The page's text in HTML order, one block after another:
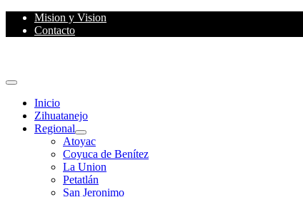
Skip
Mision y Vision
Contacto
Primary
Inicio
Zihuatanejo
Regional
Atoyac
Coyuca de Benítez
La Union
Petatlán
San Jeronimo